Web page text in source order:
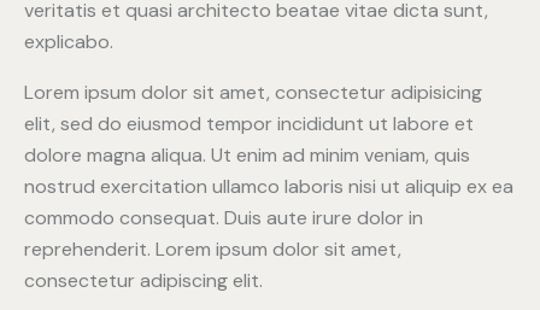
veritatis et quasi architecto beatae vitae dicta sunt,
explicabo.
Lorem ipsum dolor sit amet, consectetur adipisicing
elit, sed do eiusmod tempor incididunt ut labore et
dolore magna aliqua. Ut enim ad minim veniam, quis
nostrud exercitation ullamco laboris nisi ut aliquip ex ea
commodo consequat. Duis aute irure dolor in
reprehenderit. Lorem ipsum dolor sit amet,
consectetur adipiscing elit.